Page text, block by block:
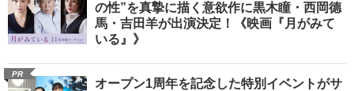
の性”を真摯に描く意欲作に黒木瞳・西岡德
馬・吉田羊が出演決定！《映画『月がみて
いる』》
PR
オープン1周年を記念した特別イベントがサ